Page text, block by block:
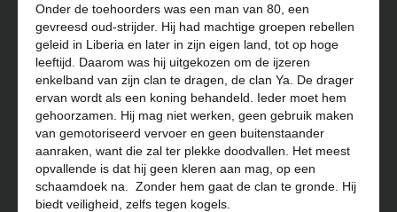
Onder de toehoorders was een man van 80, een
gevreesd oud-strijder. Hij had machtige groepen rebellen
geleid in Liberia en later in zijn eigen land, tot op hoge
leeftijd. Daarom was hij uitgekozen om de ijzeren
enkelband van zijn clan te dragen, de clan Ya. De drager
ervan wordt als een koning behandeld. Ieder moet hem
gehoorzamen. Hij mag niet werken, geen gebruik maken
van gemotoriseerd vervoer en geen buitenstaander
aanraken, want die zal ter plekke doodvallen. Het meest
opvallende is dat hij geen kleren aan mag, op een
schaamdoek na. Zonder hem gaat de clan te gronde. Hij
biedt veiligheid, zelfs tegen kogels.